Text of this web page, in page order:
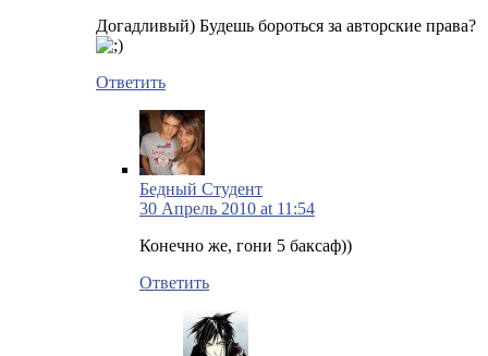
Догадливый) Будешь бороться за авторские права?
Ответить
Бедный Студент
30 Апрель 2010 at 11:54
Конечно же, гони 5 баксаф))
Ответить